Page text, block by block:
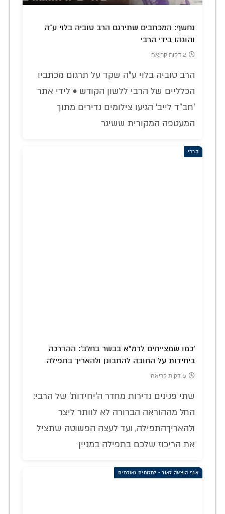
נחשף: המכתבים שתירגם הרב טוביה בלוי ע"ה
והוגהו בידי הרבי
2 דקות קריאה
הרב טוביה בלוי ע"ה שקד על תרגום מכתביו
הכלליים של הרבי ללשון הקודש • לידי אתר
'חב"ד לייב' הגיעו צילומים נדירים מתוך
המעטפה המקורית ששיגר
הרבי
'כמו שמצייתים לרמ"א בבשר בחלב': ההדרכה
ביחידות על החובה להתבונן ולהאריך בתפילה
5 דקות קריאה
שתי פנינים נדירות מחדר ה'יחידות' של הרבי:
החל מההוראה הברורה לא לוותר ליצר
ולהאריךהתפילה, ועד לעצה הפשוטה שתציל
את הריכוז שלכם בתפילה במניין
אגף הוצאה לאור - לחלוחית גאולתית